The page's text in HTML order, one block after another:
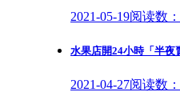
2021-05-19阅读数
水果店開24小時「半夜
2021-04-27阅读数